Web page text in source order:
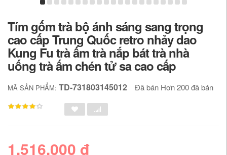
Tím gốm trà bộ ánh sáng sang trọng
cao cấp Trung Quốc retro nhảy dao
Kung Fu trà ấm trà nắp bát trà nhà
uống trà ấm chén tử sa cao cấp
MÃ SẢN PHẨM: TD-731803145012 Đã bán Hơn 200 đã bán
1,516,000 đ